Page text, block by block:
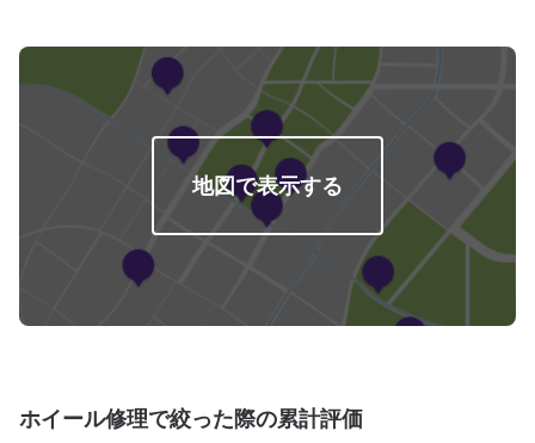
地図で表示する
ホイール修理で絞った際の累計評価